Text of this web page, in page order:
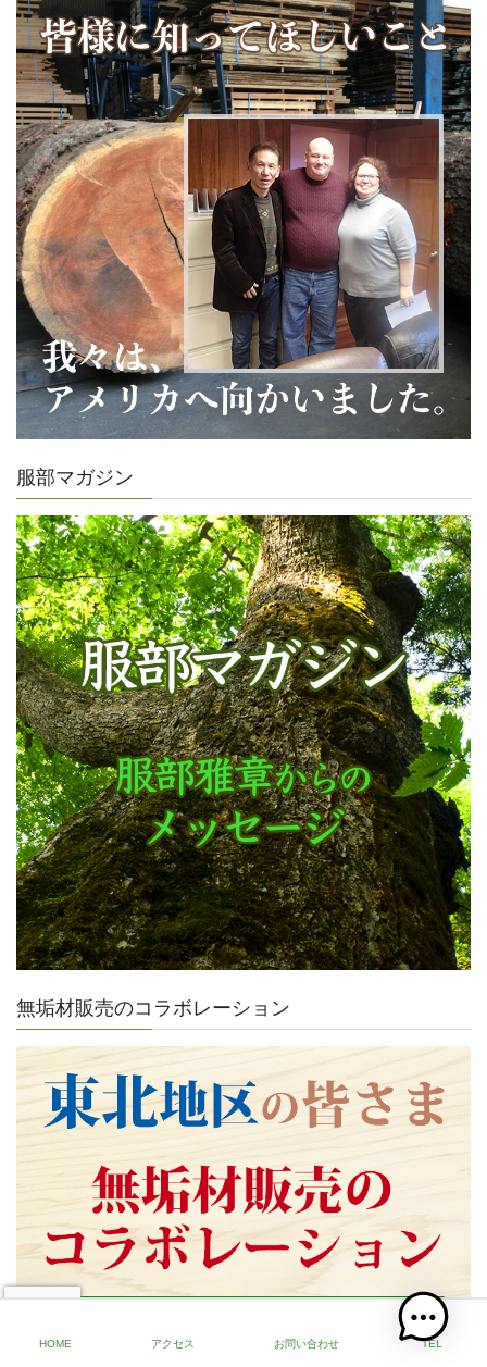
服部マガジン
無垢材販売のコラボレーション
HOME アクセス お問い合わせ TEL